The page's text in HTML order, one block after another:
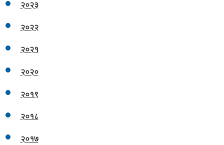
२०२३
२०२२
२०२१
२०२०
२०१९
२०१८
२०१७